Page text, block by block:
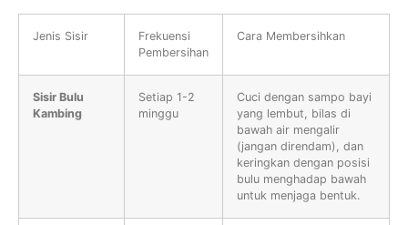
Jenis Sisir
Frekuensi
Pembersihan
Cara Membersihkan
Sisir Bulu
Kambing
Setiap 1-2
minggu
Cuci dengan sampo bayi
yang lembut, bilas di
bawah air mengalir
(jangan direndam), dan
keringkan dengan posisi
bulu menghadap bawah
untuk menjaga bentuk.